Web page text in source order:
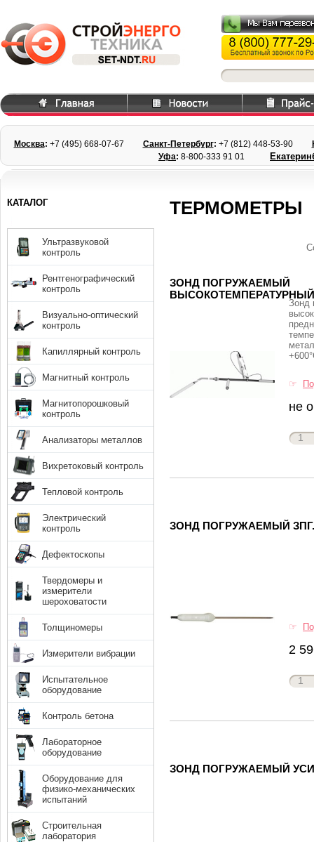
Москва: +7 (495) 668-07-67 Санкт-Петербург: +7 (812) 448-53-90
Уфа: 8-800-333 91 01
ТЕРМОМЕТРЫ
ЗОНД ПОГРУЖАЕМЫЙ
ВЫСОКОТЕМПЕРАТУРНЫЙ
Зонд
☞
не
ЗОНД ПОГРУЖАЕМЫЙ
☞
2
ЗОНД ПОГРУЖАЕМЫЙ
КАТАЛОГ
Ультразвуковой
контроль
Рентгенографический
контроль
Визуально-оптический
контроль
Капиллярный контроль
Магнитный контроль
Магнитопорошковый
контроль
Анализаторы металлов
Вихретоковый контроль
Тепловой контроль
Электрический
контроль
Дефектоскопы
Твердомеры и
измерители
шероховатости
Толщиномеры
Измерители вибрации
Испытательное
оборудование
Контроль бетона
Лабораторное
оборудование
Оборудование для
физико-механических
испытаний
Строительная
лаборатория